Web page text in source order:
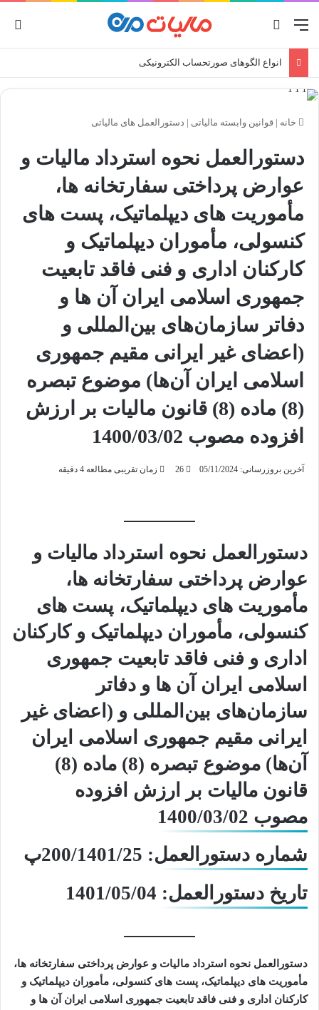
منو
انواع صورتحساب الکترونیکی
خانه | قوانین وابسته مالیاتی | دستورالعمل های مالیاتی
دستورالعمل نحوه استرداد مالیات و
عوارض پرداختی سفارتخانه ‌ها،
مأموریت ‌های دیپلماتیک، پست ‌های
کنسولی، مأموران دیپلماتیک و
کارکنان اداری و فنی فاقد تابعیت
جمهوری اسلامی ایران آن ‌ها و
دفاتر سازمان‌های بین‌المللی و
(اعضای غیر ایرانی مقیم جمهوری
اسلامی ایران آن‌ها) موضوع تبصره
(8) ماده (8) قانون مالیات بر ارزش
افزوده مصوب 1400/03/02
آخرین بروزرسانی: 05/11/2024 26 زمان تقریبی مطالعه 4 دقیقه
دستورالعمل نحوه استرداد مالیات و
عوارض پرداختی سفارتخانه ‌ها،
مأموریت ‌های دیپلماتیک، پست ‌های
کنسولی، مأموران دیپلماتیک و کارکنان
اداری و فنی فاقد تابعیت جمهوری
اسلامی ایران آن ‌ها و دفاتر
سازمان‌های بین‌المللی و (اعضای غیر
ایرانی مقیم جمهوری اسلامی ایران
آن‌ها) موضوع تبصره (8) ماده (8)
قانون مالیات بر ارزش افزوده
مصوب 1400/03/02
شماره دستورالعمل: 200/1401/25پ
تاریخ دستورالعمل: 1401/05/04
دستورالعمل نحوه استرداد مالیات و عوارض پرداختی سفارتخانه ‌ها،
مأموریت ‌های دیپلماتیک، پست ‌های کنسولی، مأموران دیپلماتیک و
کارکنان اداری و فنی فاقد تابعیت جمهوری اسلامی ایران آن ‌ها و